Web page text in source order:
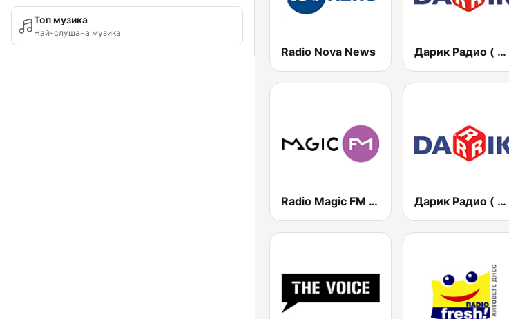
Топ музика
Най-слушана музика
Radio Nova News Дарик Радио ( Darik Radio )
Radio Magic FM 92.4 Дарик Радио ( Darik Radio )